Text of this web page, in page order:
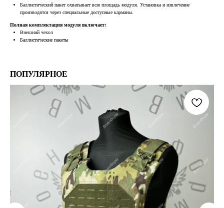
Баллистический пакет охватывает всю площадь модуля. Установка и извлечение
производятся через специальные доступные карманы.
Полная комплектация модуля включает:
Внешний чехол
Баллистические пакеты
ПОПУЛЯРНОЕ